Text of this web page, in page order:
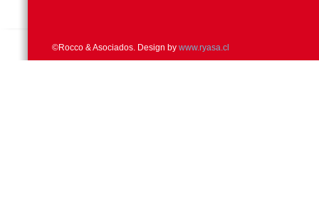
©Rocco & Asociados. Design by www.ryasa.cl